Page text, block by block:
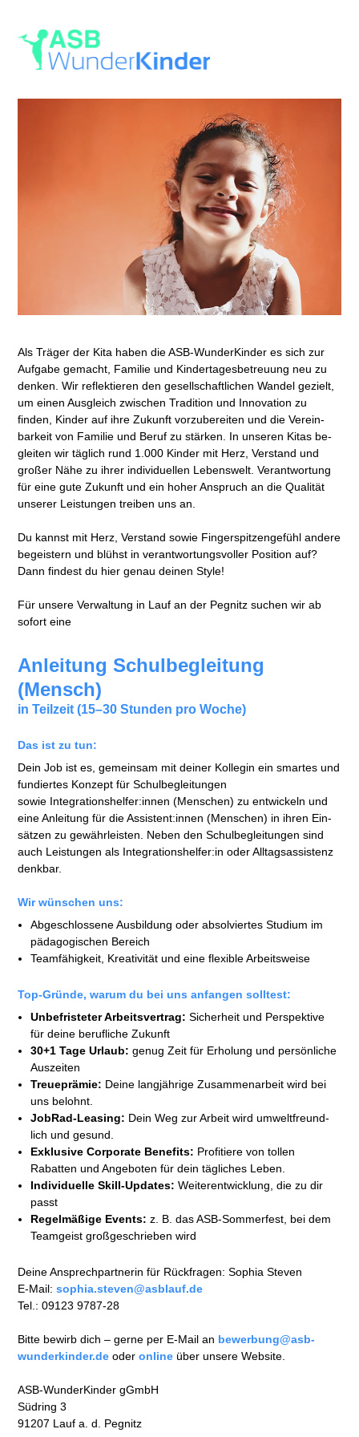
Als Träger der Kita haben die ASB-WunderKinder es sich zur
Auf­gabe ge­macht, Familie und Kinder­tages­be­treuung neu zu
denken. Wir reflek­tieren den gesell­schaft­lichen Wandel gezielt,
um einen Aus­gleich zwischen Tradition und Inno­vation zu
finden, Kinder auf ihre Zukunft vor­zu­be­reiten und die Ver­ein­
bar­keit von Fa­milie und Be­ruf zu stärken. In unseren Kitas be­
gleiten wir täg­lich rund 1.000 Kinder mit Herz, Ver­stand und
großer Nähe zu ihrer indi­vi­duellen Lebens­welt. Ver­ant­wortung
für eine gute Zukunft und ein hoher An­spruch an die Quali­tät
unserer Leistungen treiben uns an.
Du kannst mit Herz, Ver­stand sowie Finger­spitzen­gefühl andere
begeistern und blühst in verant­wortungs­voller Posi­tion auf?
Dann findest du hier genau deinen Style!
Für unsere Verwaltung in Lauf an der Pegnitz suchen wir ab
sofort eine
Anleitung Schulbegleitung
(Mensch)
in Teilzeit (15–30 Stunden pro Woche)
Das ist zu tun:
Dein Job ist es, gemein­sam mit deiner Kollegin ein smartes und
fundiertes Konzept für Schul­begleitungen
sowie Integrationshelfer:innen (Menschen) zu ent­wickeln und
eine An­leitung für die Assistent:innen (Menschen) in ihren Ein­
sätzen zu gewähr­leisten. Neben den Schul­begleitungen sind
auch Leistungen als Inte­grations­helfer:in oder All­tags­assistenz
denkbar.
Wir wünschen uns:
Abge­schlossene Aus­bildung oder absol­viertes Studium im
pädag­ogischen Bereich
Team­fähig­keit, Kreativi­tät und eine flexible Arbeitsweise
Top-Gründe, warum du bei uns anfangen solltest:
Unbefristeter Arbeitsvertrag:Sicher­heit und Perspektive
für deine beruf­liche Zukunft
30+1 Tage Urlaub:genug Zeit für Erholung und persön­liche
Auszeiten
Treueprämie: Deine langjährige Zusammen­arbeit wird bei
uns belohnt.
JobRad-Leasing: Dein Weg zur Arbeit wird umwelt­freund­
lich und gesund.
Exklusive Corporate Benefits: Profitiere von tollen
Rabatten und Angeboten für dein tägliches Leben.
Individuelle Skill-Updates:Weiter­ent­wicklung, die zu dir
passt
Regelmäßige Events:z. B. das ASB-Sommer­fest, bei dem
Team­geist groß­geschrieben wird
Deine Ansprechpartnerin für Rückfragen: Sophia Steven
E-Mail:sophia.steven@asblauf.de
Tel.: 09123 9787-28
Bitte bewirb dich – gerne per E-Mail an bewerbung@asb-
wunderkinder.de oderonline über unsere Website.
ASB-WunderKinder gGmbH
Südring 3
91207 Lauf a. d. Pegnitz